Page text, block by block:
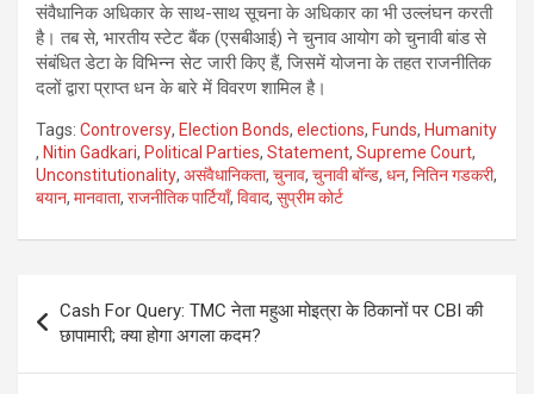
संवैधानिक अधिकार के साथ-साथ सूचना के अधिकार का भी उल्लंघन करती
है। तब से, भारतीय स्टेट बैंक (एसबीआई) ने चुनाव आयोग को चुनावी बांड से
संबंधित डेटा के विभिन्न सेट जारी किए हैं, जिसमें योजना के तहत राजनीतिक
दलों द्वारा प्राप्त धन के बारे में विवरण शामिल है।
Tags: Controversy, Election Bonds, elections, Funds, Humanity
, Nitin Gadkari, Political Parties, Statement, Supreme Court,
Unconstitutionality, असंवैधानिकता, चुनाव, चुनावी बॉन्ड, धन, नितिन गडकरी,
बयान, मानवाता, राजनीतिक पार्टियाँ, विवाद, सुप्रीम कोर्ट
navigation
Cash For Query: TMC नेता महुआ मोइत्रा के ठिकानों पर CBI की
छापामारी; क्या होगा अगला कदम?